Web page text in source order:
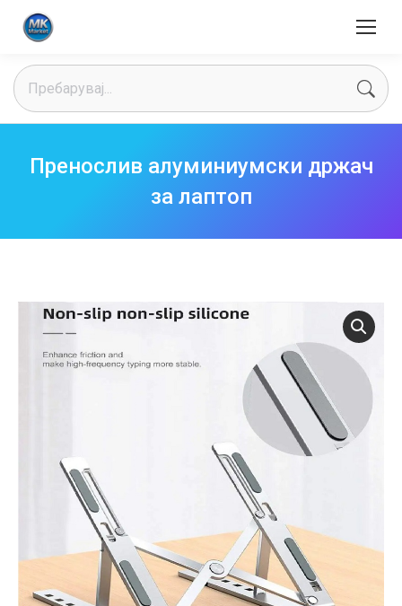
Search:
Пренослив алуминиумски држач
за лаптоп